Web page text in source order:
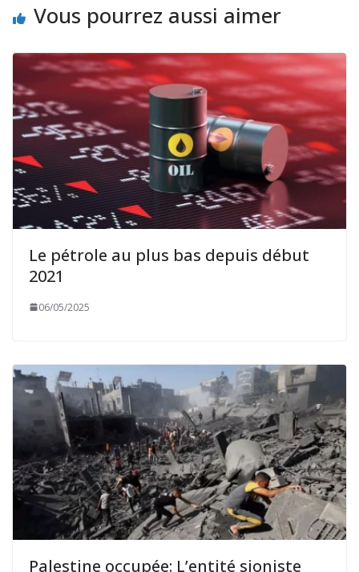
Vous pourrez aussi aimer
Le pétrole au plus bas depuis début
2021
06/05/2025
Palestine occupée: L’entité sioniste